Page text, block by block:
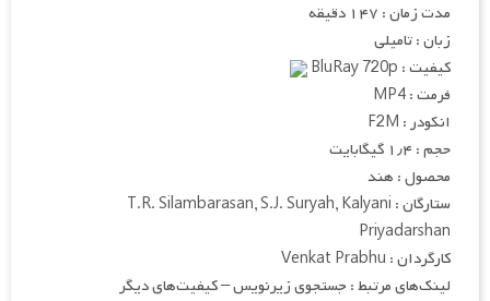
مدت زمان : ۱۴۷ دقیقه
زبان : تامیلی
کیفیت : BluRay 720p
فرمت : MP4
انکودر : F2M
حجم : ۱٫۴ گیگابایت
محصول : هند
ستارگان : T.R. Silambarasan, S.J. Suryah, Kalyani
Priyadarshan
کارگردان : Venkat Prabhu
لینک‌های مرتبط : جستجوی زیرنویس – کیفیت‌های دیگر